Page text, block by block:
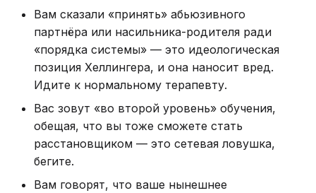
Вам сказали «принять» абьюзивного
партнёра или насильника-родителя ради
«порядка системы» — это идеологическая
позиция Хеллингера, и она наносит вред.
Идите к нормальному терапевту.
Вас зовут «во второй уровень» обучения,
обещая, что вы тоже сможете стать
расстановщиком — это сетевая ловушка,
бегите.
Вам говорят, что ваше нынешнее